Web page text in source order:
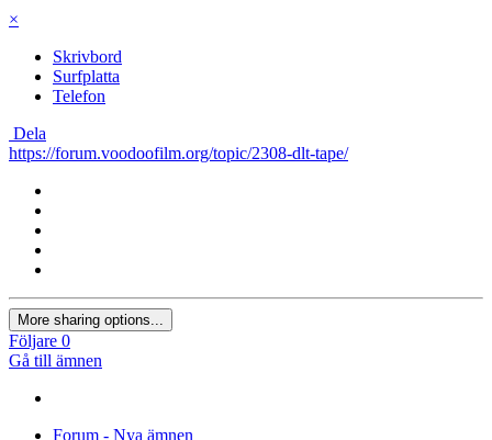
Ditt tidigare innehåll har återställts.
från URL.
https://forum.voodoofilm.org/topic/2308-dlt-tape/